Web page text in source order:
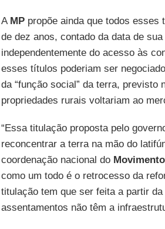
A MPpropõe ainda que todos esses
de dez anos, contado da data de
independentemente do acesso às
esses títulos poderiam ser
da “função social” da terra, previsto
propriedades rurais voltariam ao
“Essa titulação proposta pelo
reconcentrar a terra na mão do
coordenação nacional do
como um todo é o retrocesso da
titulação tem que ser feita a partir
assentamentos não têm a